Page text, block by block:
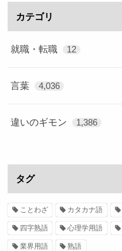
カテゴリ
就職・転職 12
言葉 4,036
違いのギモン 1,386
タグ
ことわざ カタカナ語
四字熟語 心理学用語
業界用語 熟語